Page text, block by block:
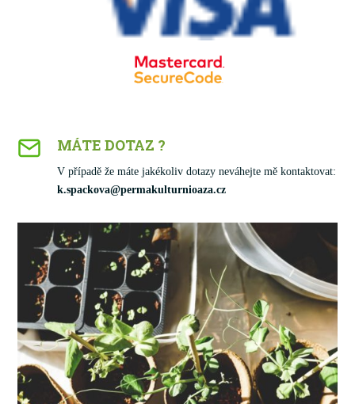
MÁTE DOTAZ ?
V případě že máte jakékoliv dotazy neváhejte mě kontaktovat:
k.spackova@permakulturnioaza.cz